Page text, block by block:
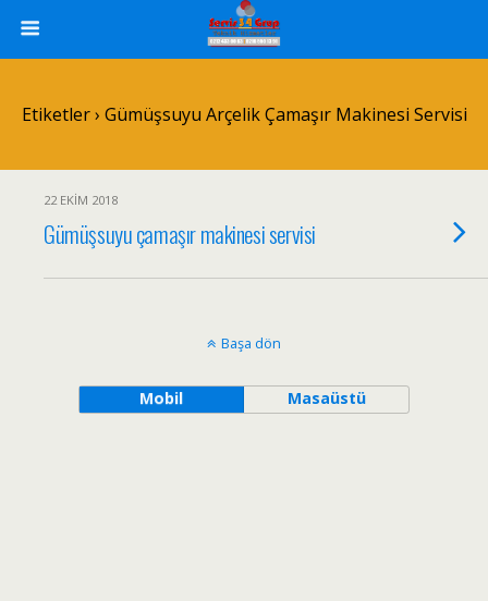
Etiketler › Gümüşsuyu Arçelik Çamaşır Makinesi Servisi
22 EKIM 2018
Gümüşsuyu çamaşır makinesi servisi
Başa dön
Mobil Masaüstü